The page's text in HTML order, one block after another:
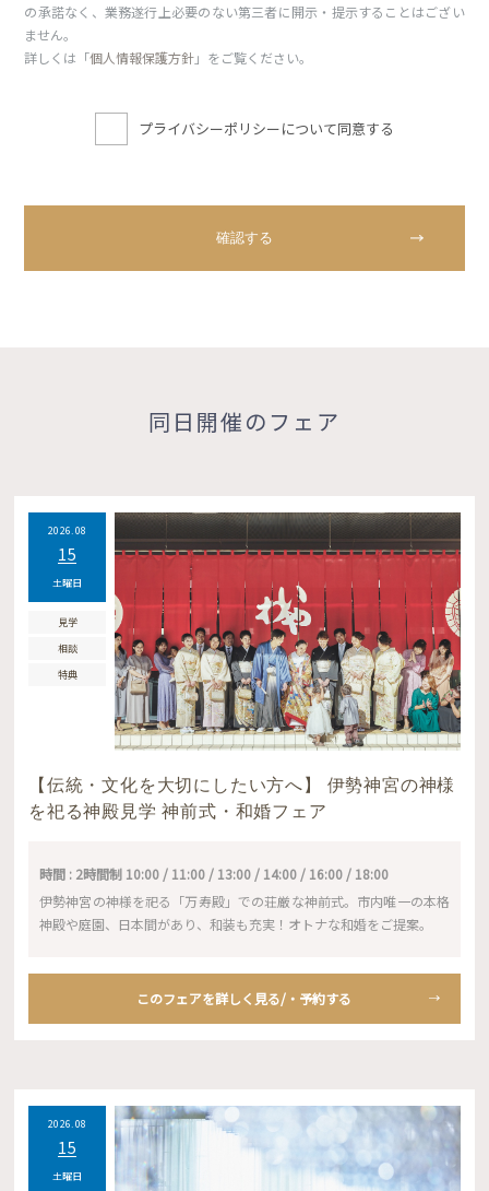
の承諾なく、業務遂行上必要のない第三者に開示・提示することはござい
ません。
詳しくは「個人情報保護方針」をご覧ください。
プライバシーポリシーについて同意する
同日開催のフェア
2026.08
15
土曜日
見学
相談
特典
【伝統・文化を大切にしたい方へ】 伊勢神宮の神様
を祀る神殿見学 神前式・和婚フェア
時間 : 2時間制 10:00 / 11:00 / 13:00 / 14:00 / 16:00 / 18:00
伊勢神宮の神様を祀る「万寿殿」での荘厳な神前式。市内唯一の本格
神殿や庭園、日本間があり、和装も充実！オトナな和婚をご提案。
このフェアを詳しく見る/・予約する
2026.08
15
土曜日